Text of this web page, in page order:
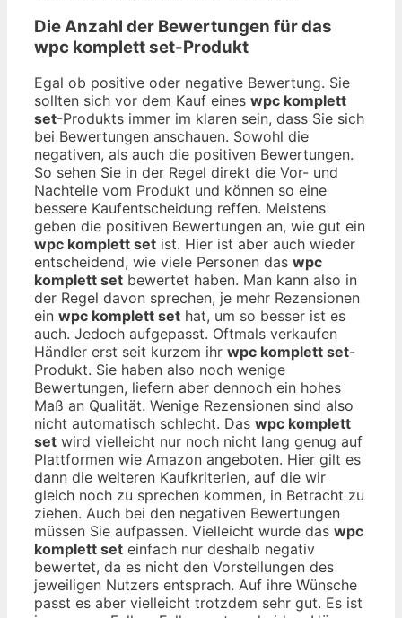
Die Anzahl der Bewertungen für das
wpc komplett set-Produkt
Egal ob positive oder negative Bewertung. Sie
sollten sich vor dem Kauf eines wpc komplett
set-Produkts immer im klaren sein, dass Sie sich
bei Bewertungen anschauen. Sowohl die
negativen, als auch die positiven Bewertungen.
So sehen Sie in der Regel direkt die Vor- und
Nachteile vom Produkt und können so eine
bessere Kaufentscheidung reffen. Meistens
geben die positiven Bewertungen an, wie gut ein
wpc komplett set ist. Hier ist aber auch wieder
entscheidend, wie viele Personen das wpc
komplett set bewertet haben. Man kann also in
der Regel davon sprechen, je mehr Rezensionen
ein wpc komplett set hat, um so besser ist es
auch. Jedoch aufgepasst. Oftmals verkaufen
Händler erst seit kurzem ihr wpc komplett set-
Produkt. Sie haben also noch wenige
Bewertungen, liefern aber dennoch ein hohes
Maß an Qualität. Wenige Rezensionen sind also
nicht automatisch schlecht. Das wpc komplett
set wird vielleicht nur noch nicht lang genug auf
Plattformen wie Amazon angeboten. Hier gilt es
dann die weiteren Kaufkriterien, auf die wir
gleich noch zu sprechen kommen, in Betracht zu
ziehen. Auch bei den negativen Bewertungen
müssen Sie aufpassen. Vielleicht wurde das wpc
komplett set einfach nur deshalb negativ
bewertet, da es nicht den Vorstellungen des
jeweiligen Nutzers entsprach. Auf ihre Wünsche
passt es aber vielleicht trotzdem sehr gut. Es ist